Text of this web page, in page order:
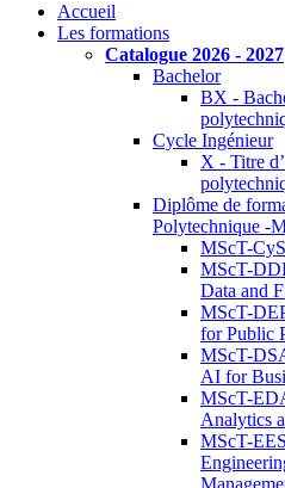
Accueil
Les formations
Catalogue 2026 - 2027
Bachelor
BX -
Cycle Ingénieur
X - Titre
Diplôme de
Polytechnique -
MScT-
MScT-
Data and
MScT-
for Public
MScT-
AI for
MScT-
Analytics
MScT-